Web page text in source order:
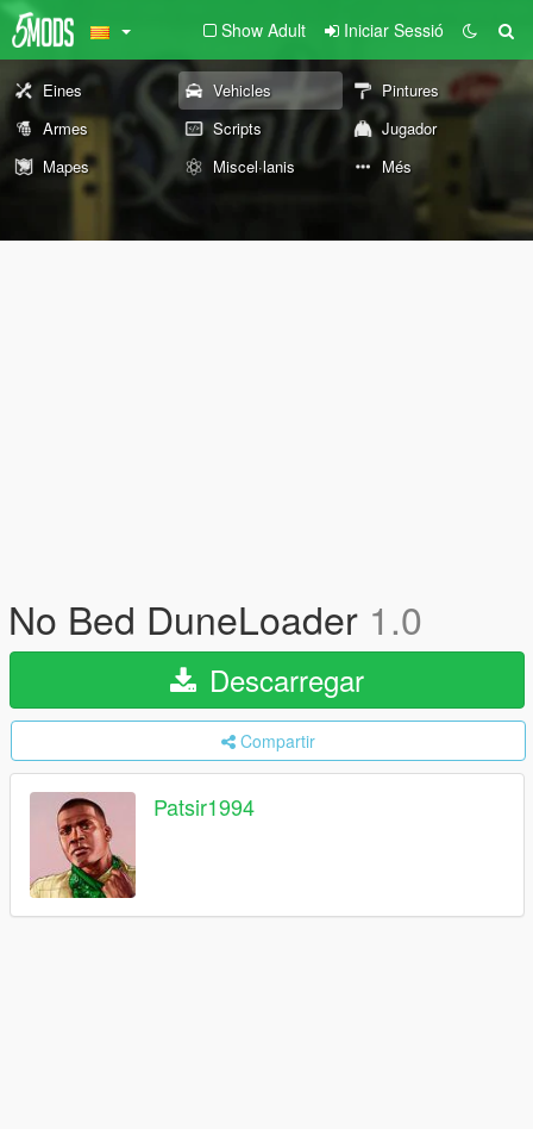
Show Adult Iniciar Sessió
Eines Vehicles
Pintures
Armes
Scripts
Jugador
Mapes
Miscel·lanis Més
No Bed DuneLoader 1.0
Descarregar
Compartir
Patsir1994